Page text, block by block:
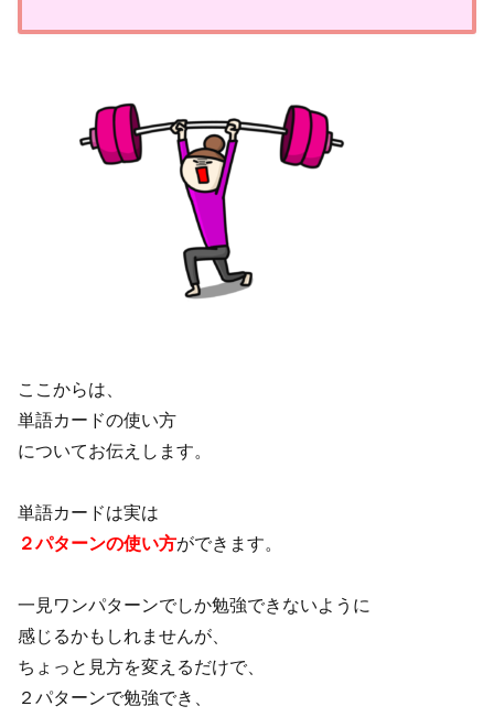
ここからは、
単語カードの使い方
についてお伝えします。
単語カードは実は
２パターンの使い方ができます。
一見ワンパターンでしか勉強できないように
感じるかもしれませんが、
ちょっと見方を変えるだけで、
２パターンで勉強でき、